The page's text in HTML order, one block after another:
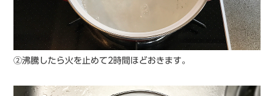
②沸騰したら火を止めて2時間ほどおきます。